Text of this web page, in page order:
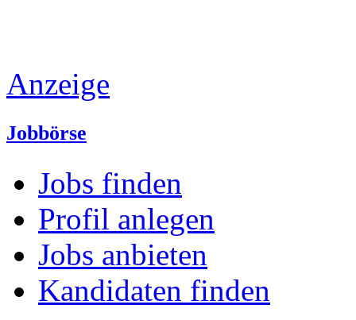
Anzeige
Jobbörse
Jobs finden
Profil anlegen
Jobs anbieten
Kandidaten finden